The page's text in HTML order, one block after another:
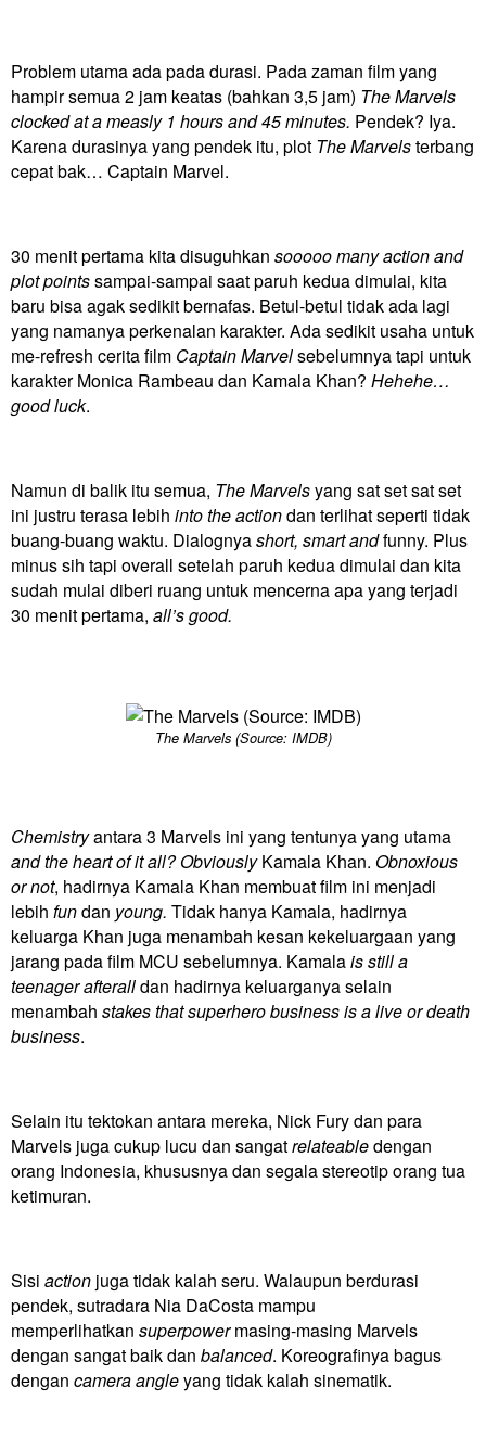
Problem utama ada pada durasi. Pada zaman film yang
hampir semua 2 jam keatas (bahkan 3,5 jam) The Marvels
clocked at a measly 1 hours and 45 minutes. Pendek? Iya.
Karena durasinya yang pendek itu, plot The Marvelsterbang
cepat bak… Captain Marvel.
30 menit pertama kita disuguhkan sooooo many action and
plot pointssampai-sampai saat paruh kedua dimulai, kita
baru bisa agak sedikit bernafas. Betul-betul tidak ada lagi
yang namanya perkenalan karakter. Ada sedikit usaha untuk
me-refresh cerita film Captain Marvelsebelumnya tapi untuk
karakter Monica Rambeau dan Kamala Khan? Hehehe…
good luck.
Namun di balik itu semua, The Marvelsyang sat set sat set
ini justru terasa lebih into the actiondan terlihat seperti tidak
buang-buang waktu. Dialognyashort, smart andfunny. Plus
minus sih tapi overall setelah paruh kedua dimulai dan kita
sudah mulai diberi ruang untuk mencerna apa yang terjadi
30 menit pertama, all’s good.
The Marvels (Source: IMDB)
Chemistryantara 3 Marvels ini yang tentunya yang utama
and the heart of it all? ObviouslyKamala Khan. Obnoxious
or not, hadirnya Kamala Khan membuat film ini menjadi
lebih fundan young. Tidak hanya Kamala, hadirnya
keluarga Khan juga menambah kesan kekeluargaan yang
jarang pada film MCU sebelumnya. Kamalais still a
teenager afteralldan hadirnya keluarganya selain
menambah stakes that superhero business is a live or death
business.
Selain itu tektokan antara mereka, Nick Fury dan para
Marvels juga cukup lucu dan sangatrelateabledengan
orang Indonesia, khususnya dan segala stereotip orang tua
ketimuran.
Sisi action juga tidak kalah seru. Walaupun berdurasi
pendek, sutradara Nia DaCosta mampu
memperlihatkan superpowermasing-masing Marvels
dengan sangat baik dan balanced. Koreografinya bagus
dengan camera angleyang tidak kalah sinematik.